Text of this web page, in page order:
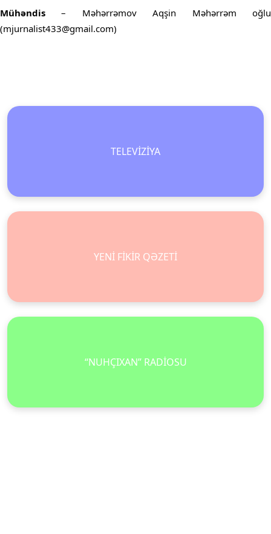
Mühəndis – Məhərrəmov Aqşin Məhərrəm oğlu
(mjurnalist433@gmail.com)
TELEVİZİYA
YENİ FİKİR QƏZETİ
“NUHÇIXAN” RADİOSU